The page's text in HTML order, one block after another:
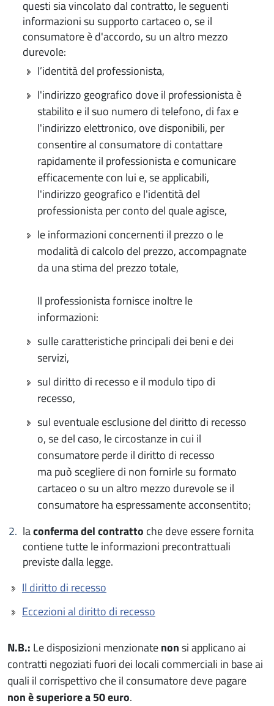
questi sia vincolato dal contratto, le seguenti
informazioni su supporto cartaceo o, se il
consumatore è d'accordo, su un altro mezzo
durevole:
l’identità del professionista,
l'indirizzo geografico dove il professionista è
stabilito e il suo numero di telefono, di fax e
l'indirizzo elettronico, ove disponibili, per
consentire al consumatore di contattare
rapidamente il professionista e comunicare
efficacemente con lui e, se applicabili,
l'indirizzo geografico e l'identità del
professionista per conto del quale agisce,
le informazioni concernenti il prezzo o le
modalità di calcolo del prezzo, accompagnate
da una stima del prezzo totale,
Il professionista fornisce inoltre le
informazioni:
sulle caratteristiche principali dei beni e dei
servizi,
sul diritto di recesso e il modulo tipo di
recesso,
sul eventuale esclusione del diritto di recesso
o, se del caso, le circostanze in cui il
consumatore perde il diritto di recesso
ma può scegliere di non fornirle su formato
cartaceo o su un altro mezzo durevole se il
consumatore ha espressamente acconsentito;
laconferma del contratto che deve essere fornita
contiene tutte le informazioni precontrattuali
previste dalla legge.
Il diritto di recesso
Eccezioni al diritto di recesso
N.B.: Le disposizioni menzionatenonsi applicano ai
contratti negoziati fuori dei locali commerciali in base ai
quali il corrispettivo che il consumatore deve pagare
non è superiore a 50 euro.